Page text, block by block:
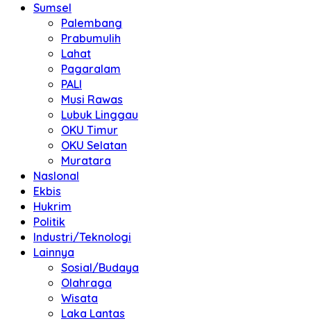
Sumsel
Palembang
Prabumulih
Lahat
Pagaralam
PALI
Musi Rawas
Lubuk Linggau
OKU Timur
OKU Selatan
Muratara
NasIonal
Ekbis
Hukrim
Politik
Industri/Teknologi
Lainnya
Sosial/Budaya
Olahraga
Wisata
Laka Lantas